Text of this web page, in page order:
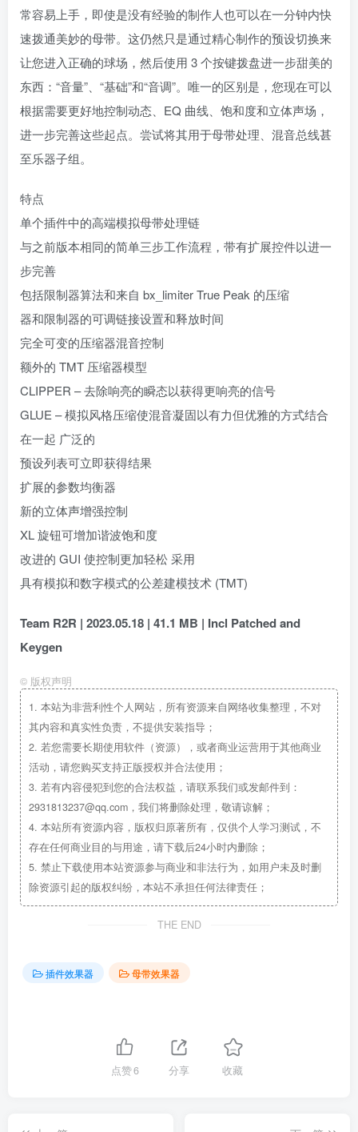
常容易上手，即使是没有经验的制作人也可以在一分钟内快
速拨通美妙的母带。这仍然只是通过精心制作的预设切换来
让您进入正确的球场，然后使用 3 个按键拨盘进一步甜美的
东西：“音量”、“基础”和“音调”。唯一的区别是，您现在可以
根据需要更好地控制动态、EQ 曲线、饱和度和立体声场，
进一步完善这些起点。尝试将其用于母带处理、混音总线甚
至乐器子组。
特点
单个插件中的高端模拟母带处理链
与之前版本相同的简单三步工作流程，带有扩展控件以进一
步完善
包括限制器算法和来自 bx_limiter True Peak 的压缩
器和限制器的可调链接设置和释放时间
完全可变的压缩器混音控制
额外的 TMT 压缩器模型
CLIPPER – 去除响亮的瞬态以获得更响亮的信号
GLUE – 模拟风格压缩使混音凝固以有力但优雅的方式结合
在一起 广泛的
预设列表可立即获得结果
扩展的参数均衡器
新的立体声增强控制
XL 旋钮可增加谐波饱和度
改进的 GUI 使控制更加轻松 采用
具有模拟和数字模式的公差建模技术 (TMT)
Team R2R | 2023.05.18 | 41.1 MB | Incl Patched and
Keygen
© 版权声明
1. 本站为非营利性个人网站，所有资源来自网络收集整理，不对
其内容和真实性负责，不提供安装指导；
2. 若您需要长期使用软件（资源），或者商业运营用于其他商业
活动，请您购买支持正版授权并合法使用；
3. 若有内容侵犯到您的合法权益，请联系我们或发邮件到：
2931813237@qq.com，我们将删除处理，敬请谅解；
4. 本站所有资源内容，版权归原著所有，仅供个人学习测试，不
存在任何商业目的与用途，请下载后24小时内删除；
5. 禁止下载使用本站资源参与商业和非法行为，如用户未及时删
除资源引起的版权纠纷，本站不承担任何法律责任；
THE END
插件效果器 母带效果器
点赞6 分享 收藏